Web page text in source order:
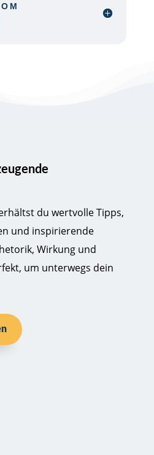
du wertvolle Tipps,
und inspirierende
Wirkung und
um unterwegs dein